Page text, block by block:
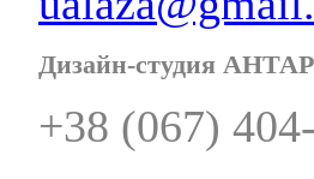
Дизайн-студия
+38 (067)